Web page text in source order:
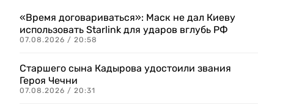
«Время договариваться»: Маск не дал Киеву
использовать Starlink для ударов вглубь РФ
07.08.2026 / 20:58
Старшего сына Кадырова удостоили звания
Героя Чечни
07.08.2026 / 20:31